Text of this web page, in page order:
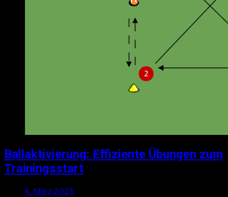
Ballaktivierung: Effiziente Übungen zum
Trainingsstart
4. März 2025